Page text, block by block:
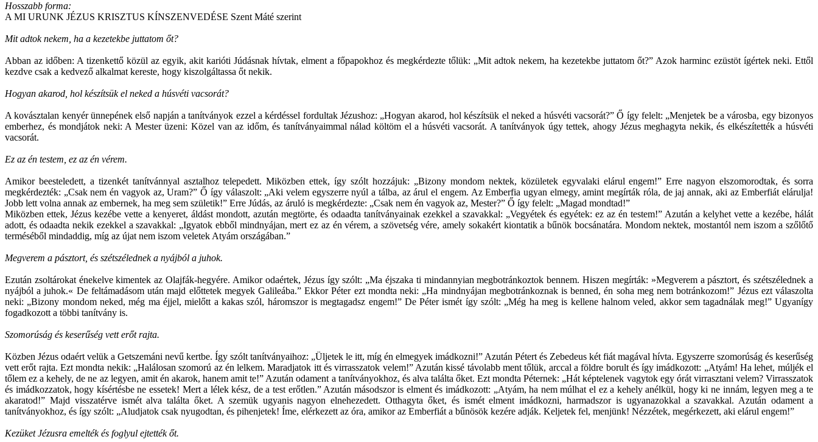
Hosszabb forma:
A MI URUNK JÉZUS KRISZTUS KÍNSZENVEDÉSE Szent Máté szerint
Mit adtok nekem, ha a kezetekbe juttatom őt?
Abban az időben: A tizenkettő közül az egyik, akit karióti Júdásnak hívtak, elment a főpapokhoz és megkérdezte tőlük: „Mit adtok nekem, ha kezetekbe juttatom őt?” Azok harminc ezüstöt ígértek neki. Ettől
kezdve csak a kedvező alkalmat kereste, hogy kiszolgáltassa őt nekik.
Hogyan akarod, hol készítsük el neked a húsvéti vacsorát?
A kovásztalan kenyér ünnepének első napján a tanítványok ezzel a kérdéssel fordultak Jézushoz: „Hogyan akarod, hol készítsük el neked a húsvéti vacsorát?” Ő így felelt: „Menjetek be a városba, egy bizonyos
emberhez, és mondjátok neki: A Mester üzeni: Közel van az időm, és tanítványaimmal nálad költöm el a húsvéti vacsorát. A tanítványok úgy tettek, ahogy Jézus meghagyta nekik, és elkészítették a húsvéti
vacsorát.
Ez az én testem, ez az én vérem.
Amikor beesteledett, a tizenkét tanítvánnyal asztalhoz telepedett. Miközben ettek, így szólt hozzájuk: „Bizony mondom nektek, közületek egyvalaki elárul engem!” Erre nagyon elszomorodtak, és sorra
megkérdezték: „Csak nem én vagyok az, Uram?” Ő így válaszolt: „Aki velem egyszerre nyúl a tálba, az árul el engem. Az Emberfia ugyan elmegy, amint megírták róla, de jaj annak, aki az Emberfiát elárulja!
Jobb lett volna annak az embernek, ha meg sem születik!” Erre Júdás, az áruló is megkérdezte: „Csak nem én vagyok az, Mester?” Ő így felelt: „Magad mondtad!”
Miközben ettek, Jézus kezébe vette a kenyeret, áldást mondott, azután megtörte, és odaadta tanítványainak ezekkel a szavakkal: „Vegyétek és egyétek: ez az én testem!” Azután a kelyhet vette a kezébe, hálát
adott, és odaadta nekik ezekkel a szavakkal: „Igyatok ebből mindnyájan, mert ez az én vérem, a szövetség vére, amely sokakért kiontatik a bűnök bocsánatára. Mondom nektek, mostantól nem iszom a szőlőtő
terméséből mindaddig, míg az újat nem iszom veletek Atyám országában.”
Megverem a pásztort, és szétszélednek a nyájból a juhok.
Ezután zsoltárokat énekelve kimentek az Olajfák-hegyére. Amikor odaértek, Jézus így szólt: „Ma éjszaka ti mindannyian megbotránkoztok bennem. Hiszen megírták: »Megverem a pásztort, és szétszélednek a
nyájból a juhok.« De feltámadásom után majd előttetek megyek Galileába.” Ekkor Péter ezt mondta neki: „Ha mindnyájan megbotránkoznak is benned, én soha meg nem botránkozom!” Jézus ezt válaszolta
neki: „Bizony mondom neked, még ma éjjel, mielőtt a kakas szól, háromszor is megtagadsz engem!” De Péter ismét így szólt: „Még ha meg is kellene halnom veled, akkor sem tagadnálak meg!” Ugyanígy
fogadkozott a többi tanítvány is.
Szomorúság és keserűség vett erőt rajta.
Közben Jézus odaért velük a Getszemáni nevű kertbe. Így szólt tanítványaihoz: „Üljetek le itt, míg én elmegyek imádkozni!” Azután Pétert és Zebedeus két fiát magával hívta. Egyszerre szomorúság és keserűség
vett erőt rajta. Ezt mondta nekik: „Halálosan szomorú az én lelkem. Maradjatok itt és virrasszatok velem!” Azután kissé távolabb ment tőlük, arccal a földre borult és így imádkozott: „Atyám! Ha lehet, múljék el
tőlem ez a kehely, de ne az legyen, amit én akarok, hanem amit te!” Azután odament a tanítványokhoz, és alva találta őket. Ezt mondta Péternek: „Hát képtelenek vagytok egy órát virrasztani velem? Virrasszatok
és imádkozzatok, hogy kísértésbe ne essetek! Mert a lélek kész, de a test erőtlen.” Azután másodszor is elment és imádkozott: „Atyám, ha nem múlhat el ez a kehely anélkül, hogy ki ne innám, legyen meg a te
akaratod!” Majd visszatérve ismét alva találta őket. A szemük ugyanis nagyon elnehezedett. Otthagyta őket, és ismét elment imádkozni, harmadszor is ugyanazokkal a szavakkal. Azután odament a
tanítványokhoz, és így szólt: „Aludjatok csak nyugodtan, és pihenjetek! Íme, elérkezett az óra, amikor az Emberfiát a bűnösök kezére adják. Keljetek fel, menjünk! Nézzétek, megérkezett, aki elárul engem!”
Kezüket Jézusra emelték és foglyul ejtették őt.